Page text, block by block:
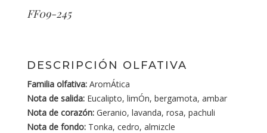
FF09-245
DESCRIPCIÓN OLFATIVA
Familia olfativa: AromÁtica
Nota de salida: Eucalipto, limÓn, bergamota, ambar
Nota de corazón: Geranio, lavanda, rosa, pachuli
Nota de fondo: Tonka, cedro, almizcle